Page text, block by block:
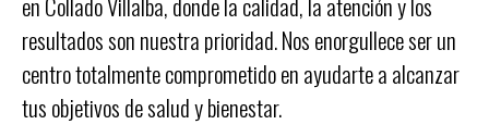
resultados son nuestra prioridad. Nos enorgullece ser un
centro totalmente comprometido en ayudarte a alcanzar
tus objetivos de salud y bienestar.